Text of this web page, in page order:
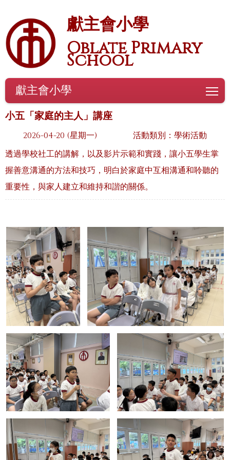
獻主會小學
Oblate Primary
School
獻主會小學
小五「家庭的主人」講座
2026-04-20 (星期一)
活動類別：學術活動
透過學校社工的講解，以及影片示範和實踐，讓小五學生掌
握善意溝通的方法和技巧，明白於家庭中互相溝通和聆聽的
重要性，與家人建立和維持和諧的關係。